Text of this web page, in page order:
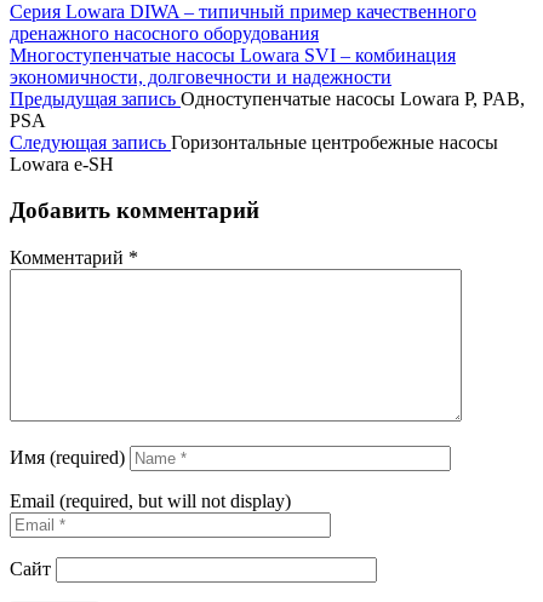
Серия Lowara DIWA – типичный пример качественного
дренажного насосного оборудования
Многоступенчатые насосы Lowara SVI – комбинация
экономичности, долговечности и надежности
Предыдущая запись Одноступенчатые насосы Lowara P, PAB,
PSA
Следующая запись Горизонтальные центробежные насосы
Lowara e-SH
Добавить комментарий
Комментарий *
Имя (required)
Email (required, but will not display)
Сайт